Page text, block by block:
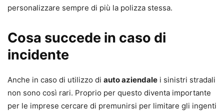
personalizzare sempre di più la polizza stessa.
Cosa succede in caso di
incidente
Anche in caso di utilizzo di auto aziendale i sinistri stradali
non sono così rari. Proprio per questo diventa importante
per le imprese cercare di premunirsi per limitare gli ingenti